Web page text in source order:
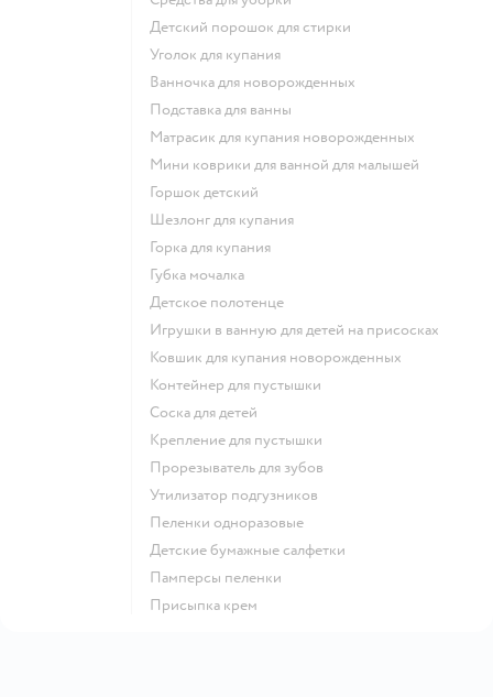
детский порошок для стирки
уголок для купания
ванночка для новорожденных
подставка для ванны
матрасик для купания новорожденных
мини коврики для ванной для малышей
горшок детский
шезлонг для купания
горка для купания
губка мочалка
детское полотенце
игрушки в ванную для детей на присосках
ковшик для купания новорожденных
контейнер для пустышки
соска для детей
крепление для пустышки
прорезыватель для зубов
утилизатор подгузников
пеленки одноразовые
детские бумажные салфетки
памперсы пеленки
присыпка крем